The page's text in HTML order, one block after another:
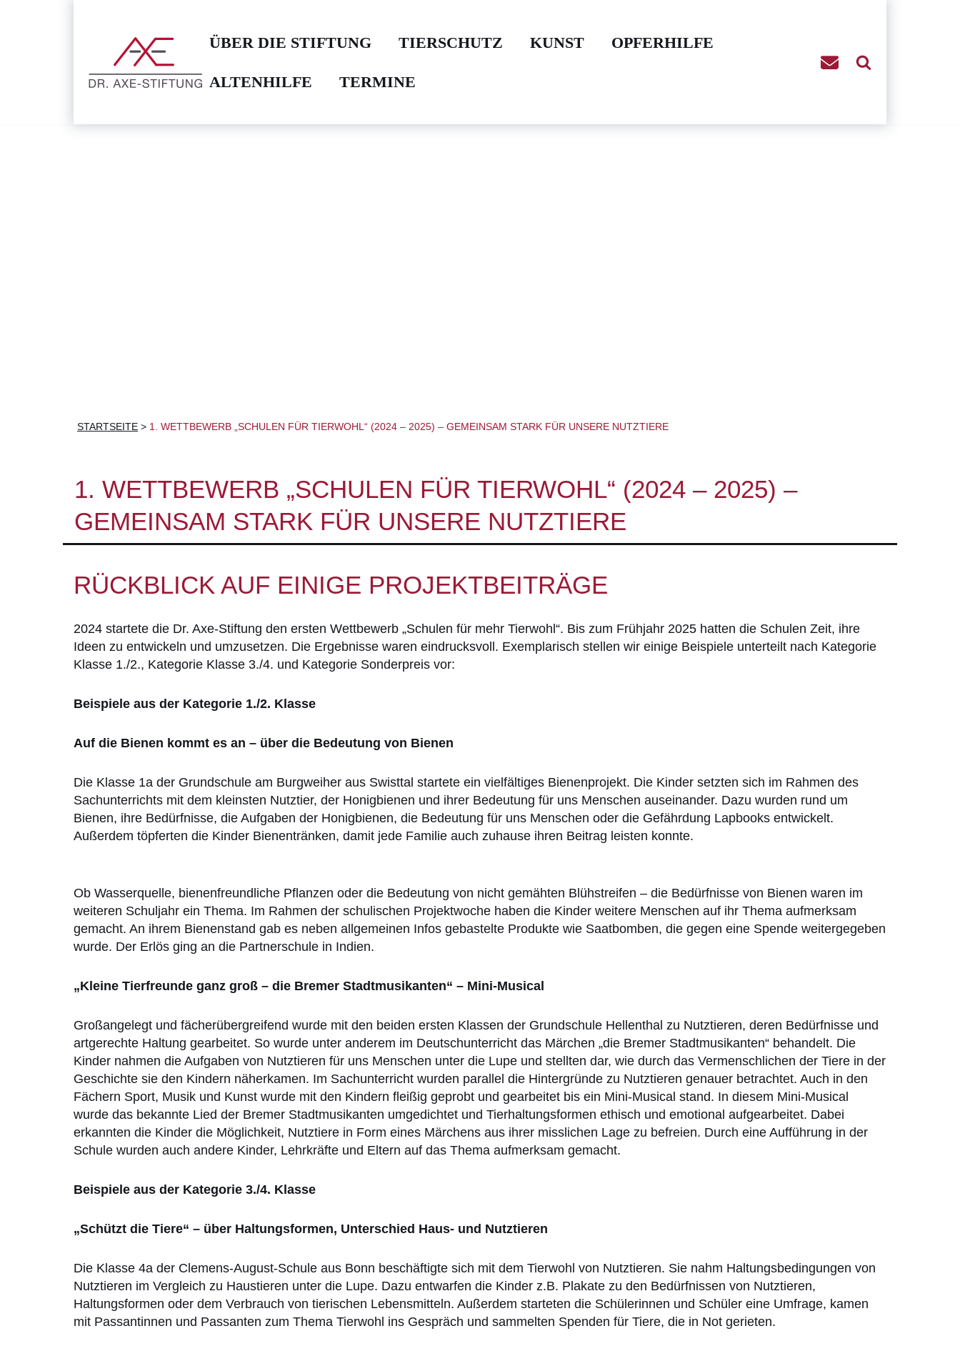
ÜBER DIE STIFTUNG TIERSCHUTZ KUNST OPFERHILFE
ALTENHILFE TERMINE
STARTSEITE > 1. WETTBEWERB „SCHULEN FÜR TIERWOHL“ (2024 – 2025) – GEMEINSAM STARK FÜR UNSERE NUTZTIERE
1. WETTBEWERB „SCHULEN FÜR TIERWOHL“ (2024 – 2025) –
GEMEINSAM STARK FÜR UNSERE NUTZTIERE
RÜCKBLICK AUF EINIGE PROJEKTBEITRÄGE
2024 startete die Dr. Axe-Stiftung den ersten Wettbewerb „Schulen für mehr Tierwohl“. Bis zum Frühjahr 2025 hatten die Schulen Zeit, ihre
Ideen zu entwickeln und umzusetzen. Die Ergebnisse waren eindrucksvoll. Exemplarisch stellen wir einige Beispiele unterteilt nach Kategorie
Klasse 1./2., Kategorie Klasse 3./4. und Kategorie Sonderpreis vor:
Beispiele aus der Kategorie 1./2. Klasse
Auf die Bienen kommt es an – über die Bedeutung von Bienen
Die Klasse 1a der Grundschule am Burgweiher aus Swisttal startete ein vielfältiges Bienenprojekt. Die Kinder setzten sich im Rahmen des
Sachunterrichts mit dem kleinsten Nutztier, der Honigbienen und ihrer Bedeutung für uns Menschen auseinander. Dazu wurden rund um
Bienen, ihre Bedürfnisse, die Aufgaben der Honigbienen, die Bedeutung für uns Menschen oder die Gefährdung Lapbooks entwickelt.
Außerdem töpferten die Kinder Bienentränken, damit jede Familie auch zuhause ihren Beitrag leisten konnte.
Ob Wasserquelle, bienenfreundliche Pflanzen oder die Bedeutung von nicht gemähten Blühstreifen – die Bedürfnisse von Bienen waren im
weiteren Schuljahr ein Thema. Im Rahmen der schulischen Projektwoche haben die Kinder weitere Menschen auf ihr Thema aufmerksam
gemacht. An ihrem Bienenstand gab es neben allgemeinen Infos gebastelte Produkte wie Saatbomben, die gegen eine Spende weitergegeben
wurde. Der Erlös ging an die Partnerschule in Indien.
„Kleine Tierfreunde ganz groß – die Bremer Stadtmusikanten“ – Mini-Musical
Großangelegt und fächerübergreifend wurde mit den beiden ersten Klassen der Grundschule Hellenthal zu Nutztieren, deren Bedürfnisse und
artgerechte Haltung gearbeitet. So wurde unter anderem im Deutschunterricht das Märchen „die Bremer Stadtmusikanten“ behandelt. Die
Kinder nahmen die Aufgaben von Nutztieren für uns Menschen unter die Lupe und stellten dar, wie durch das Vermenschlichen der Tiere in der
Geschichte sie den Kindern näherkamen. Im Sachunterricht wurden parallel die Hintergründe zu Nutztieren genauer betrachtet. Auch in den
Fächern Sport, Musik und Kunst wurde mit den Kindern fleißig geprobt und gearbeitet bis ein Mini-Musical stand. In diesem Mini-Musical
wurde das bekannte Lied der Bremer Stadtmusikanten umgedichtet und Tierhaltungsformen ethisch und emotional aufgearbeitet. Dabei
erkannten die Kinder die Möglichkeit, Nutztiere in Form eines Märchens aus ihrer misslichen Lage zu befreien. Durch eine Aufführung in der
Schule wurden auch andere Kinder, Lehrkräfte und Eltern auf das Thema aufmerksam gemacht.
Beispiele aus der Kategorie 3./4. Klasse
„Schützt die Tiere“ – über Haltungsformen, Unterschied Haus- und Nutztieren
Die Klasse 4a der Clemens-August-Schule aus Bonn beschäftigte sich mit dem Tierwohl von Nutztieren. Sie nahm Haltungsbedingungen von
Nutztieren im Vergleich zu Haustieren unter die Lupe. Dazu entwarfen die Kinder z.B. Plakate zu den Bedürfnissen von Nutztieren,
Haltungsformen oder dem Verbrauch von tierischen Lebensmitteln. Außerdem starteten die Schülerinnen und Schüler eine Umfrage, kamen
mit Passantinnen und Passanten zum Thema Tierwohl ins Gespräch und sammelten Spenden für Tiere, die in Not gerieten.